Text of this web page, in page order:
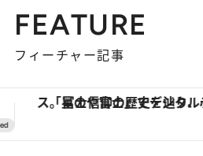
FEATURE
フィーチャー記事
「大事なのは地域の意識